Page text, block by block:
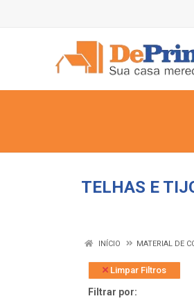
TELHAS E
INÍCIO MATERIAL DE
Limpar Filtros
Filtrar por: